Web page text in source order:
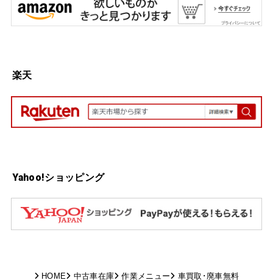
楽天
Yahoo!ショッピング
HOME 中古車在庫 作業メニュー 車買取･廃車無料